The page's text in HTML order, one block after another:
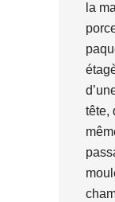
la
tête,